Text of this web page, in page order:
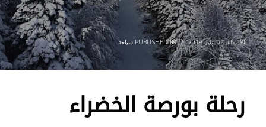
الأربعاء, 02 يناير 2019 /
PUBLISHED IN سياحة
رحلة بورصة الخضراء